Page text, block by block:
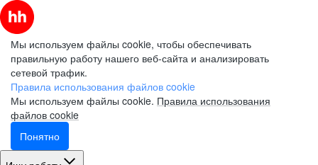
Мы используем файлы cookie, чтобы обеспечивать
правильную работу нашего веб-сайта и анализировать
сетевой трафик.
Правила использования файлов cookie
Мы используем файлы cookie. Правила использования
файлов cookie
Понятно